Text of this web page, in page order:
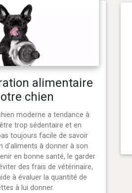
alimentaire
chien
moderne a tendance à
trop sédentaire et en
toujours facile de savoir
d'aliments à donner à son
en bonne santé, le garder
des frais de vétérinaire,
à évaluer la quantité de
à lui donner.